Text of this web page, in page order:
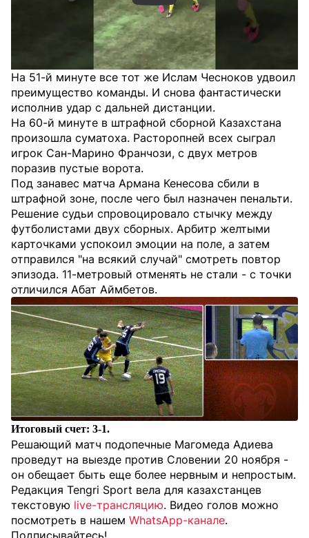
На 51-й минуте все тот же Ислам Чесноков удвоил
преимущество команды. И снова фантастически
исполнив удар с дальней дистанции.
На 60-й минуте в штрафной сборной Казахстана
произошла суматоха. Расторопней всех сыграл
игрок Сан-Марино Франчози, с двух метров
поразив пустые ворота.
Под занавес матча Армана Кенесова сбили в
штрафной зоне, после чего был назначен пенальти.
Решение судьи спровоцировало стычку между
футболистами двух сборных. Арбитр желтыми
карточками успокоил эмоции на поле, а затем
отправился "на всякий случай" смотреть повтор
эпизода. 11-метровый отменять не стали - с точки
отличился Абат Аймбетов.
Итоговый счет: 3-1.
Решающий матч подопечные Магомеда Адиева
проведут на выезде против Словении 20 ноября -
он обещает быть еще более нервным и непростым.
Редакция Tengri Sport вела для казахстанцев
текстовую live-трансляцию. Видео голов можно
посмотреть в нашем WhatsApp-канале.